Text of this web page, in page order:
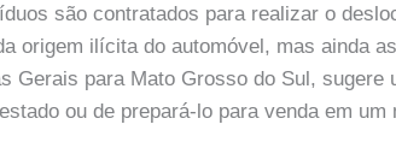
são contratados para realizar o
origem ilícita do automóvel, mas ainda
Gerais para Mato Grosso do Sul, sugere
ou de prepará-lo para venda em um